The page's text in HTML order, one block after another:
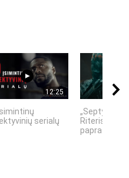
12:25
serialų
„Septynių
Riteris" – kai